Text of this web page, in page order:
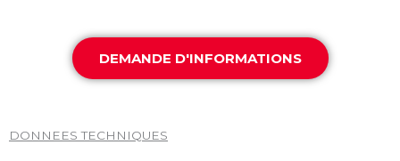
DEMANDE D'INFORMATIONS
DONNEES TECHNIQUES